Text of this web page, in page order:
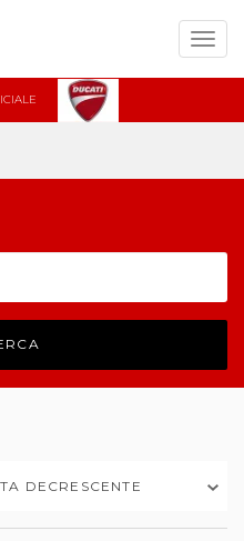
DECRESCENTE